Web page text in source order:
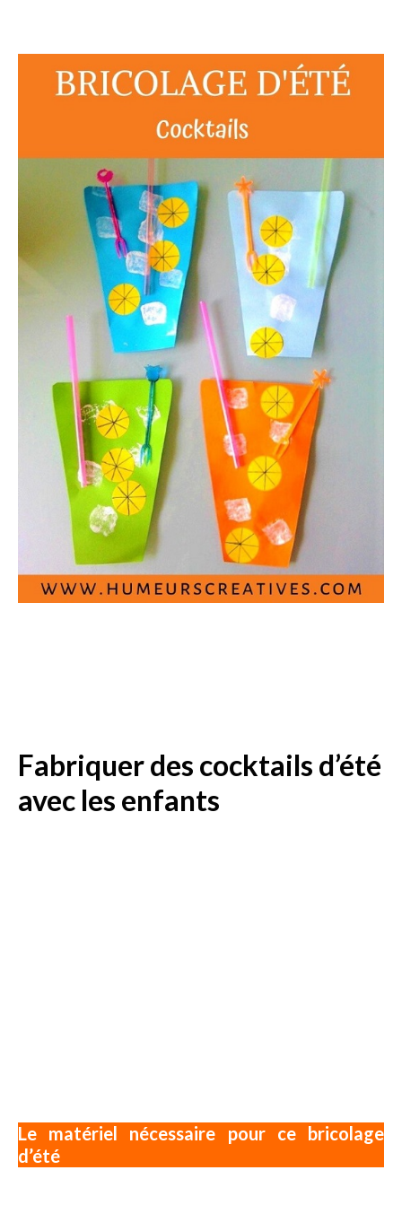
Fabriquer des cocktails d’été
avec les enfants
Le matériel nécessaire pour ce bricolage
d’été